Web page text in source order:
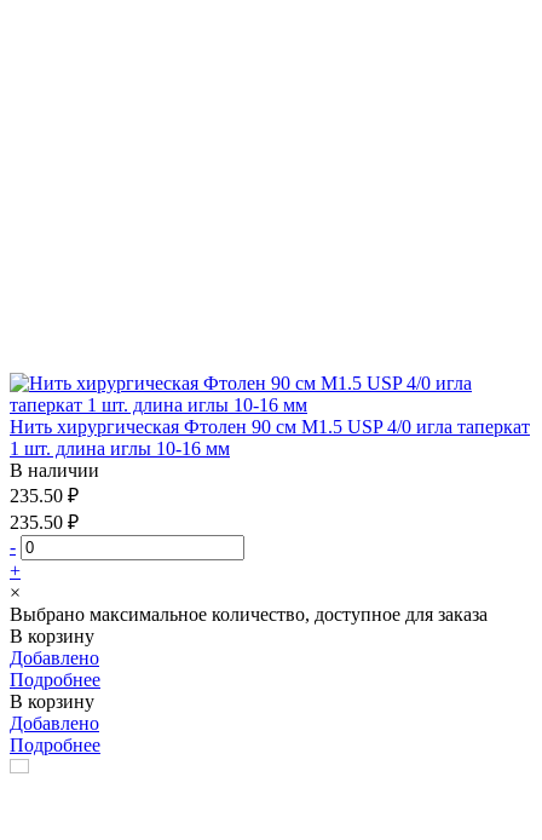
Нить хирургическая Фтолен 90 см М1.5 USP 4/0 игла таперкат
1 шт. длина иглы 10-16 мм
В наличии
235.50 ₽
235.50 ₽
-
+
×
Выбрано максимальное количество, доступное для заказа
В корзину
Добавлено
Подробнее
В корзину
Добавлено
Подробнее